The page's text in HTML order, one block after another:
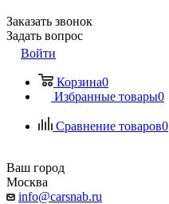
Заказать звонок
Задать вопрос
Войти
Корзина0
Избранные товары0
Сравнение товаров0
Ваш город
Москва
info@carsnab.ru